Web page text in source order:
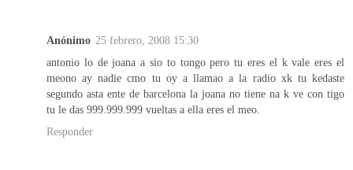
Anónimo 25 febrero, 2008 15:30
antonio lo de joana a sio to tongo pero tu eres el k vale eres el
meono ay nadie cmo tu oy a llamao a la radio xk tu kedaste
segundo asta ente de barcelona la joana no tiene na k ve con tigo
tu le das 999.999.999 vueltas a ella eres el meo.
Responder